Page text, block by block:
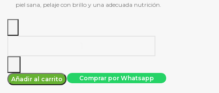
piel sana, pelaje con brillo y una adecuada nutrición.
las
razas
Añadir al carrito Comprar por Whatsapp